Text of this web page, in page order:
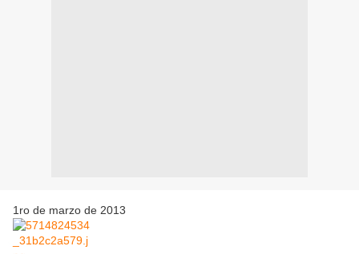
1ro de marzo de 2013